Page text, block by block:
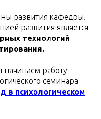
развития кафедры.
развития является
технологий
начинаем работу
семинара
в психологическом